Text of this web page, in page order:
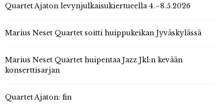
Quartet Ajaton levynjulkaisukiertueella 4.–8.5.2026
Marius Neset Quartet soitti huippukeikan Jyväskylässä
Marius Neset Quartet huipentaa Jazz Jkl:n kevään
konserttisarjan
Quartet Ajaton: fin